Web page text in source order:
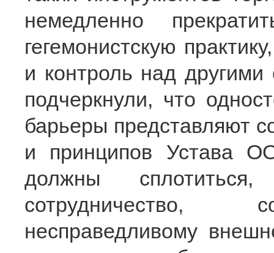
немедленно
гегемонистскую
и контроль над
подчеркнули, что
барьеры представляют
и принципов Устава
должны сплотиться,
сотрудничество,
несправедливому